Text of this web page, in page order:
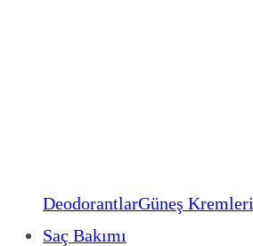
DeodorantlarGüneş Kremleri
Saç Bakımı